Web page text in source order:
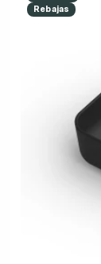
Rebajas